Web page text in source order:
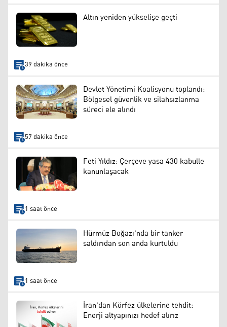
Altın yeniden yükselişe geçti
39 dakika önce
Devlet Yönetimi Koalisyonu toplandı:
Bölgesel güvenlik ve silahsızlanma
süreci ele alındı
57 dakika önce
Feti Yıldız: Çerçeve yasa 430 kabulle
kanunlaşacak
1 saat önce
Hürmüz Boğazı'nda bir tanker
saldırıdan son anda kurtuldu
1 saat önce
İran'dan Körfez ülkelerine tehdit:
Enerji altyapınızı hedef alırız